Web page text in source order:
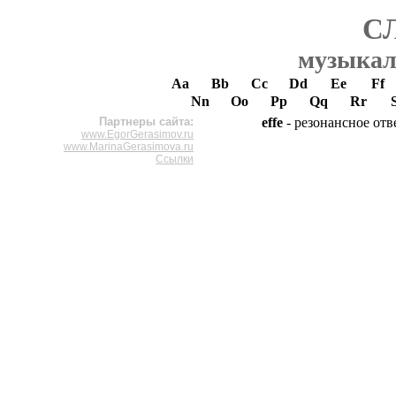
Aa Bb Cc Dd Ee
Ff
Nn
Oo Pp Qq Rr
Партнеры сайта:
www.EgorGerasimov.ru
www.MarinaGerasimova.ru
Ссылки
effe- резонансное